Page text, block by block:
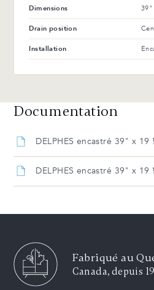
Dimensions
Drain position
Installation
Documentation
DELPHES encastré 39" x
DELPHES encastré 39" x
Fabriqué au
Canada, depuis